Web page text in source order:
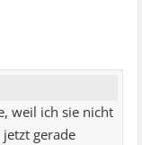
weil ich sie nicht
gerade